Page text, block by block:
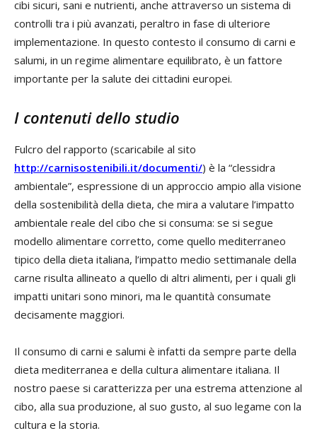
cibi sicuri, sani e nutrienti, anche attraverso un sistema di
controlli tra i più avanzati, peraltro in fase di ulteriore
implementazione. In questo contesto il consumo di carni e
salumi, in un regime alimentare equilibrato, è un fattore
importante per la salute dei cittadini europei.
I contenuti dello studio
Fulcro del rapporto (scaricabile al sito
http://carnisostenibili.it/documenti/) è la “clessidra
ambientale”, espressione di un approccio ampio alla visione
della sostenibilità della dieta, che mira a valutare l’impatto
ambientale reale del cibo che si consuma: se si segue
modello alimentare corretto, come quello mediterraneo
tipico della dieta italiana, l’impatto medio settimanale della
carne risulta allineato a quello di altri alimenti, per i quali gli
impatti unitari sono minori, ma le quantità consumate
decisamente maggiori.
Il consumo di carni e salumi è infatti da sempre parte della
dieta mediterranea e della cultura alimentare italiana. Il
nostro paese si caratterizza per una estrema attenzione al
cibo, alla sua produzione, al suo gusto, al suo legame con la
cultura e la storia.